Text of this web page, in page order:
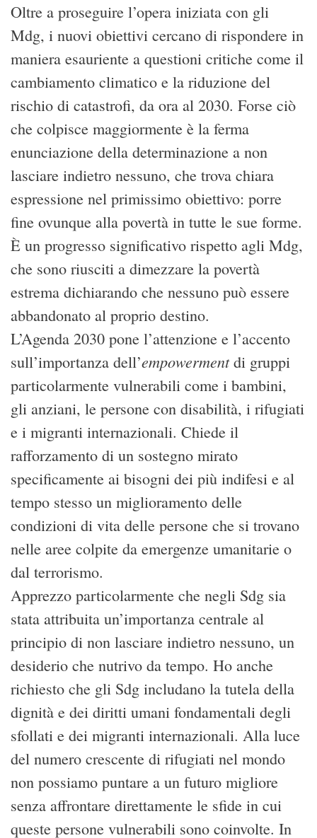
Oltre a proseguire l’opera iniziata con gli
Mdg, i nuovi obiettivi cercano di rispondere in
maniera esauriente a questioni critiche come il
cambiamento climatico e la riduzione del
rischio di catastrofi, da ora al 2030. Forse ciò
che colpisce maggiormente è la ferma
enunciazione della determinazione a non
lasciare indietro nessuno, che trova chiara
espressione nel primissimo obiettivo: porre
fine ovunque alla povertà in tutte le sue forme.
È un progresso significativo rispetto agli Mdg,
che sono riusciti a dimezzare la povertà
estrema dichiarando che nessuno può essere
abbandonato al proprio destino.
L’Agenda 2030 pone l’attenzione e l’accento
sull’importanza dell’empowermentdi gruppi
particolarmente vulnerabili come i bambini,
gli anziani, le persone con disabilità, i rifugiati
e i migranti internazionali. Chiede il
rafforzamento di un sostegno mirato
specificamente ai bisogni dei più indifesi e al
tempo stesso un miglioramento delle
condizioni di vita delle persone che si trovano
nelle aree colpite da emergenze umanitarie o
dal terrorismo.
Apprezzo particolarmente che negli Sdg sia
stata attribuita un’importanza centrale al
principio di non lasciare indietro nessuno, un
desiderio che nutrivo da tempo. Ho anche
richiesto che gli Sdg includano la tutela della
dignità e dei diritti umani fondamentali degli
sfollati e dei migranti internazionali. Alla luce
del numero crescente di rifugiati nel mondo
non possiamo puntare a un futuro migliore
senza affrontare direttamente le sfide in cui
queste persone vulnerabili sono coinvolte. In